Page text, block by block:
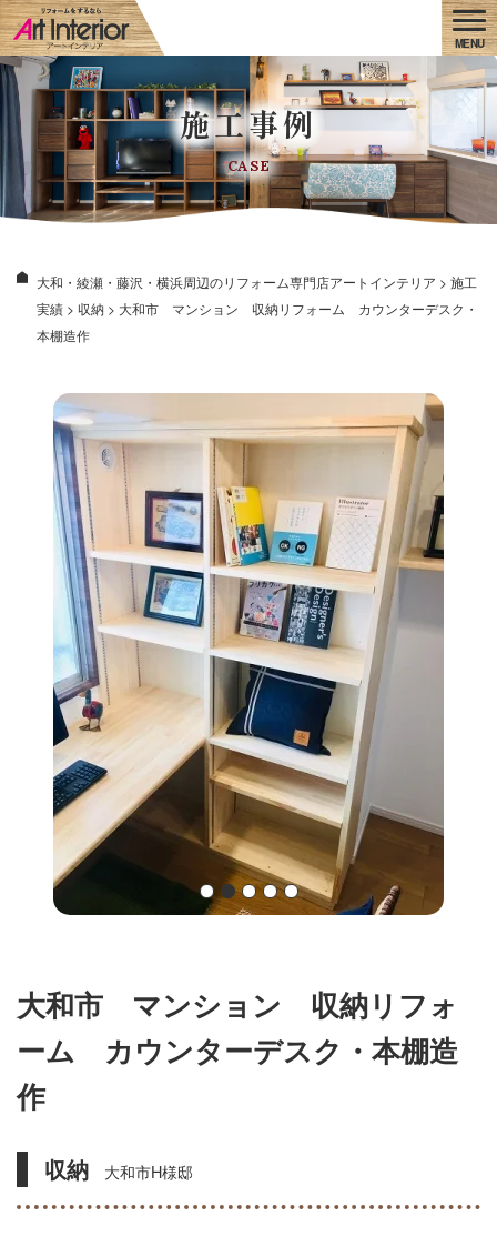
施工事例
CASE
大和・綾瀬・藤沢・横浜周辺のリフォーム専門店アートインテリア > 施工
実績 > 収納 > 大和市 マンション 収納リフォーム カウンターデスク・
本棚造作
大和市 マンション 収納リフォ
ーム カウンターデスク・本棚造
作
収納 大和市H様邸